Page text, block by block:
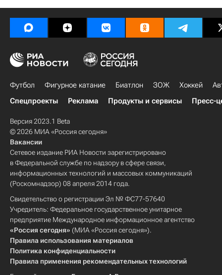
Футбол Фигурное катание Биатлон ЗОЖ Хоккей
Спецпроекты
Реклама Продукты и сервисы Пресс-
Версия 2023.1 Beta
© 2026 МИА «Россия сегодня»
Вакансии
Сетевое издание РИА Новости зарегистрировано
в Федеральной службе по надзору в сфере связи,
информационных технологий и массовых коммуникаций
(Роскомнадзор) 08 апреля 2014 года.
Свидетельство о регистрации Эл № ФС77-57640
Учредитель: Федеральное государственное унитарное
предприятие Международное информационное агентство
«Россия сегодня» (МИА «Россия сегодня»).
Правила использования материалов
Политика конфиденциальности
Правила применения рекомендательных технологий